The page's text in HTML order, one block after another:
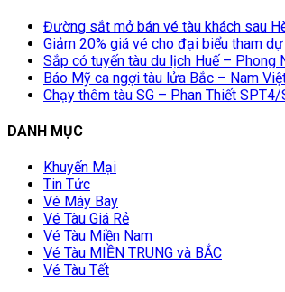
Đường sắt mở bán vé tàu khách sau
Giảm 20% giá vé cho đại biểu tham
Sắp có tuyến tàu du lịch Huế –
Báo Mỹ ca ngợi tàu lửa Bắc – Nam
Chạy thêm tàu SG – Phan Thiết
DANH MỤC
Khuyến Mại
Tin Tức
Vé Máy Bay
Vé Tàu Giá Rẻ
Vé Tàu Miền Nam
Vé Tàu MIỀN TRUNG và BẮC
Vé Tàu Tết